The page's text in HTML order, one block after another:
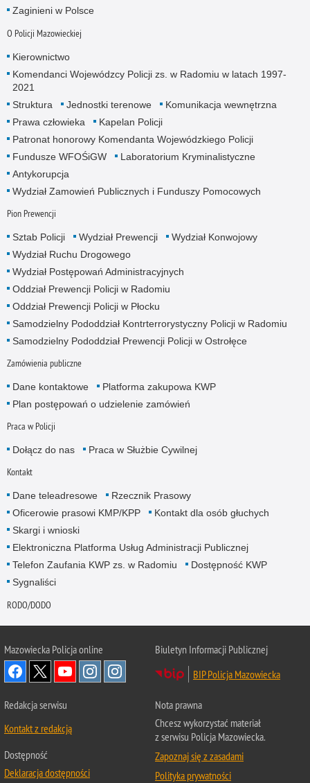
Zaginieni w Polsce
O Policji Mazowieckiej
Kierownictwo
Komendanci Wojewódzcy Policji zs. w Radomiu w latach 1997-
2021
Struktura
Jednostki terenowe
Komunikacja wewnętrzna
Prawa człowieka
Kapelan Policji
Patronat honorowy Komendanta Wojewódzkiego Policji
Fundusze WFOŚiGW
Laboratorium Kryminalistyczne
Antykorupcja
Wydział Zamowień Publicznych i Funduszy Pomocowych
Pion Prewencji
Sztab Policji Wydział Prewencji
Wydział Konwojowy
Wydział Ruchu Drogowego
Wydział Postępowań Administracyjnych
Oddział Prewencji Policji w Radomiu
Oddział Prewencji Policji w Płocku
Samodzielny Pododdział Kontrterrorystyczny Policji w Radomiu
Samodzielny Pododdział Prewencji Policji w Ostrołęce
Zamówienia publiczne
Dane kontaktowe
Platforma zakupowa KWP
Plan postępowań o udzielenie zamówień
Praca w Policji
Dołącz do nas Praca w Służbie Cywilnej
Kontakt
Dane teleadresowe
Rzecznik Prasowy
Oficerowie prasowi KMP/KPP
Kontakt dla osób głuchych
Skargi i wnioski
Elektroniczna Platforma Usług Administracji Publicznej
Telefon Zaufania KWP zs. w Radomiu
Dostępność KWP
Sygnaliści
RODO/DODO
Mazowiecka Policja online
Biuletyn Informacji Publicznej
BIP Policja Mazowiecka
Redakcja serwisu
Kontakt z redakcją
Dostępność
Deklaracja dostępności
Nota prawna
Chcesz wykorzystać materiał
z serwisu Policja Mazowiecka.
Zapoznaj się z zasadami
Polityka prywatności